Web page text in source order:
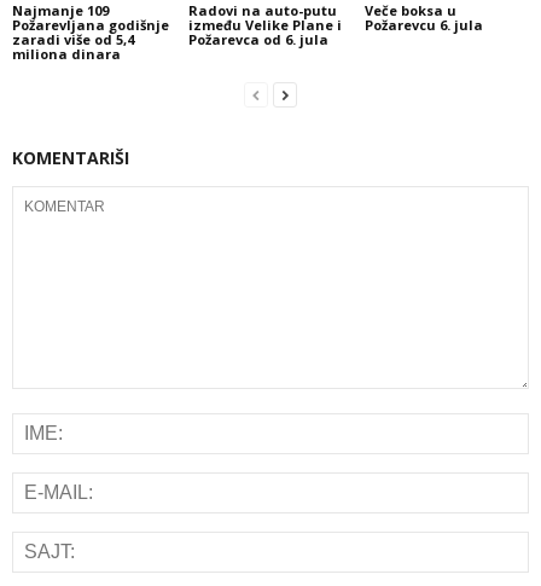
Najmanje 109
Požarevljana godišnje
zaradi više od 5,4
miliona dinara
Radovi na auto-putu
između Velike Plane i
Požarevca od 6. jula
Veče boksa u
Požarevcu 6. jula
KOMENTARIŠI